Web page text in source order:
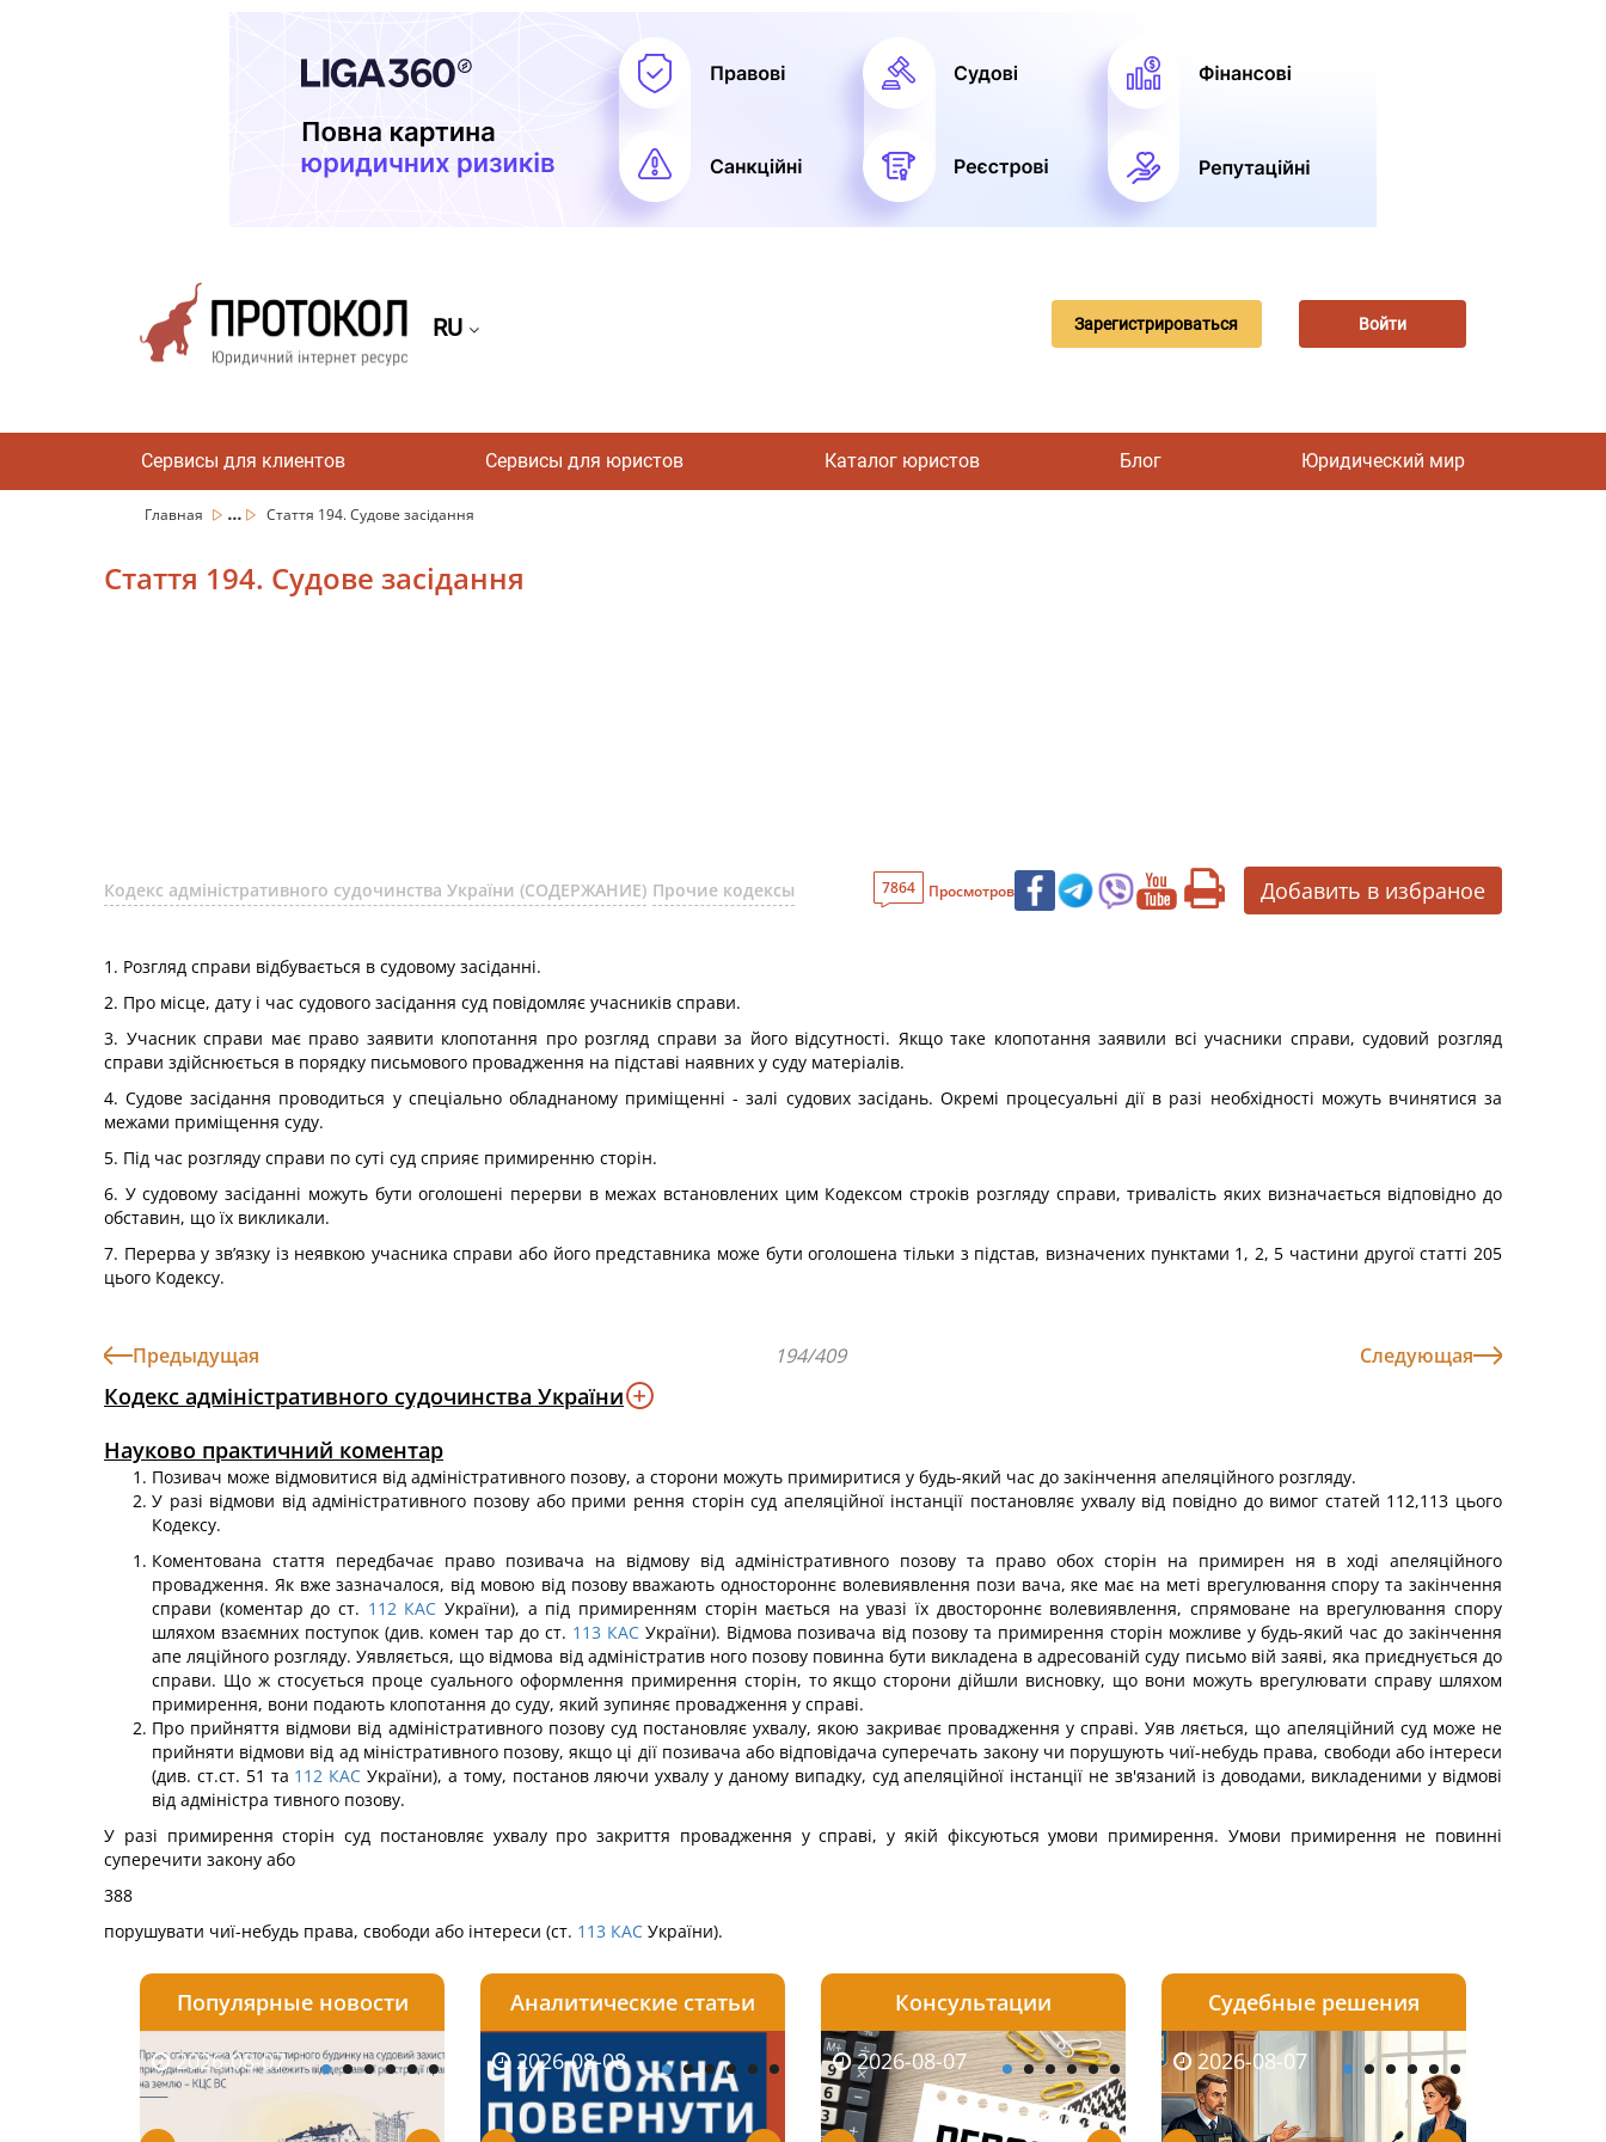
RU Зарегистрироваться Войти
Сервисы для клиентов Сервисы для юристов Каталог юристов Блог Юридический мир
Главная ... Стаття 194. Судове засідання
Стаття 194. Судове засідання
Кодекс адміністративного судочинства України (СОДЕРЖАНИЕ) Прочие кодексы 7864 Просмотров Добавить в избраное
1. Розгляд справи відбувається в судовому засіданні.
2. Про місце, дату і час судового засідання суд повідомляє учасників справи.
3. Учасник справи має право заявити клопотання про розгляд справи за його відсутності. Якщо таке клопотання заявили всі учасники справи, судовий розгляд
справи здійснюється в порядку письмового провадження на підставі наявних у суду матеріалів.
4. Судове засідання проводиться у спеціально обладнаному приміщенні - залі судових засідань. Окремі процесуальні дії в разі необхідності можуть вчинятися за
межами приміщення суду.
5. Під час розгляду справи по суті суд сприяє примиренню сторін.
6. У судовому засіданні можуть бути оголошені перерви в межах встановлених цим Кодексом строків розгляду справи, тривалість яких визначається відповідно до
обставин, що їх викликали.
7. Перерва у зв’язку із неявкою учасника справи або його представника може бути оголошена тільки з підстав, визначених пунктами 1, 2, 5 частини другої статті 205
цього Кодексу.
Предыдущая 194/409 Следующая
Кодекс адміністративного судочинства України
Науково практичний коментар
Позивач може відмовитися від адміністративного позову, а сторони можуть примиритися у будь-який час до закінчення апеляційного розгляду.
У разі відмови від адміністративного позову або прими рення сторін суд апеляційної інстанції постановляє ухвалу від повідно до вимог статей 112,113 цього
Кодексу.
Коментована стаття передбачає право позивача на відмову від адміністративного позову та право обох сторін на примирен ня в ході апеляційного
провадження. Як вже зазначалося, від мовою від позову вважають одностороннє волевиявлення пози вача, яке має на меті врегулювання спору та закінчення
справи (коментар до ст. 112 КАС України), а під примиренням сторін мається на увазі їх двостороннє волевиявлення, спрямоване на врегулювання спору
шляхом взаємних поступок (див. комен тар до ст. 113 КАСУкраїни). Відмова позивача від позову та примирення сторін можливе у будь-який час до закінчення
апе ляційного розгляду. Уявляється, що відмова від адміністратив ного позову повинна бути викладена в адресованій суду письмо вій заяві, яка приєднується до
справи. Що ж стосується проце суального оформлення примирення сторін, то якщо сторони дійшли висновку, що вони можуть врегулювати справу шляхом
примирення, вони подають клопотання до суду, який зупиняє провадження у справі.
Про прийняття відмови від адміністративного позову суд постановляє ухвалу, якою закриває провадження у справі. Уяв ляється, що апеляційний суд може не
прийняти відмови від ад міністративного позову, якщо ці дії позивача або відповідача суперечать закону чи порушують чиї-небудь права, свободи або інтереси
(див. ст.ст. 51 та 112 КАС України), а тому, постанов ляючи ухвалу у даному випадку, суд апеляційної інстанції не зв'язаний із доводами, викладеними у відмові
від адміністра тивного позову.
У разі примирення сторін суд постановляє ухвалу про закриття провадження у справі, у якій фіксуються умови примирення. Умови примирення не повинні
суперечити закону або
388
порушувати чиї-небудь права, свободи або інтереси (ст. 113 КАС України).
Популярные новости
2026-08-07 2026-08-06 2026-08-06 2026-08-06 2026-08-05
Аналитические статьи
2026-08-03 2026-08-08 2026-08-07 2026-08-04 2026-08-04
Консультации
2026-08-05 2026-08-07 2026-08-07 2026-08-06
Судебные решения
2026-07-30 2026-08-07